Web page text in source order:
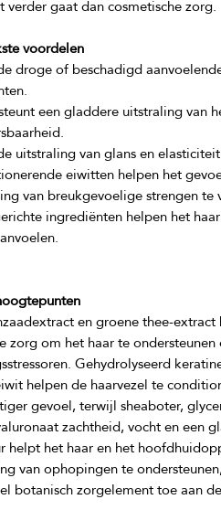
voordelen
droge of beschadigd
een gladdere uitstraling van
uitstraling van glans en
eiwitten helpen het
van breukgevoelige strengen te
ingrediënten helpen het
en groene thee-
zorg om het haar te
Gehydrolyseerd
helpen de haarvezel te
gevoel, terwijl sheaboter,
zachtheid, vocht en een
helpt het haar en het
van ophopingen te